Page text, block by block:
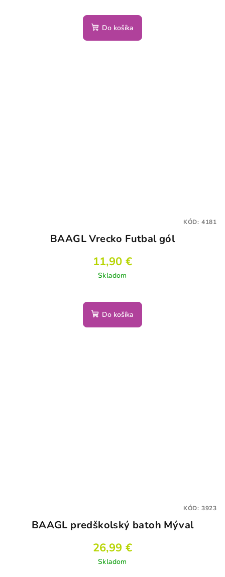
Do košíka
BAAGL Vrecko Futbal gól
11,90 €
Skladom
Do košíka
KÓD: 4181
BAAGL predškolský batoh Mýval
26,99 €
Skladom
KÓD: 3923